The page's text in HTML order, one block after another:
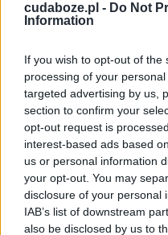
cudaboze.pl - Do Not
Information
If you wish to opt-out of
processing of your
targeted advertising by us,
section to confirm your
opt-out request is
interest-based ads based
us or personal information
your opt-out. You may
disclosure of your personal
IAB’s list of downstream
also be disclosed by us to
Z wieśniaczymi
I mieszkało między
Podnieś rękę, Boże
Błogosław Ojczyznę
W dobrych radach, w
Wspieraj jej siłę swą
Dom nasz i majętność
I wszystkie wioski z
A Słowo Ciałem się